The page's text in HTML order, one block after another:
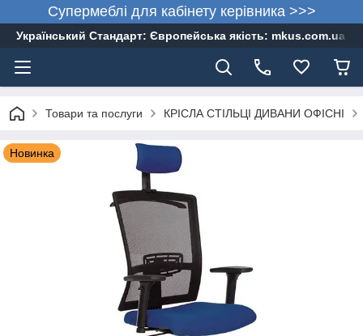
Супермеблі для кабінету керівника >>>
Український Стандарт: Європейська якість: mkus.com.ua
Товари та послуги КРІСЛА СТІЛЬЦІ ДИВАНИ ОФІСНІ
Новинка